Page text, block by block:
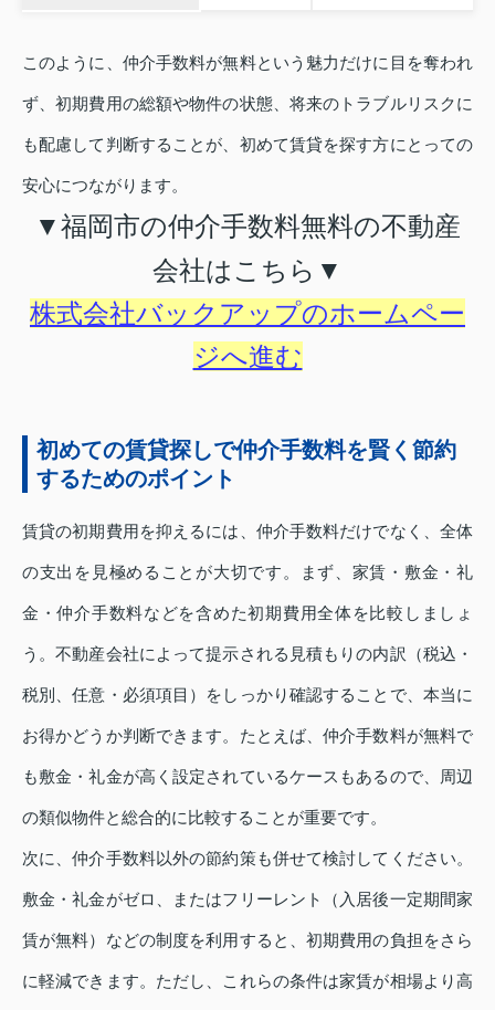
このように、仲介手数料が無料という魅力だけに目を奪われ
ず、初期費用の総額や物件の状態、将来のトラブルリスクに
も配慮して判断することが、初めて賃貸を探す方にとっての
安心につながります。
▼福岡市の仲介手数料無料の不動産
会社はこちら▼
株式会社バックアップのホームペー
ジへ進む
初めての賃貸探しで仲介手数料を賢く節約
するためのポイント
賃貸の初期費用を抑えるには、仲介手数料だけでなく、全体
の支出を見極めることが大切です。まず、家賃・敷金・礼
金・仲介手数料などを含めた初期費用全体を比較しましょ
う。不動産会社によって提示される見積もりの内訳（税込・
税別、任意・必須項目）をしっかり確認することで、本当に
お得かどうか判断できます。たとえば、仲介手数料が無料で
も敷金・礼金が高く設定されているケースもあるので、周辺
の類似物件と総合的に比較することが重要です。
次に、仲介手数料以外の節約策も併せて検討してください。
敷金・礼金がゼロ、またはフリーレント（入居後一定期間家
賃が無料）などの制度を利用すると、初期費用の負担をさら
に軽減できます。ただし、これらの条件は家賃が相場より高